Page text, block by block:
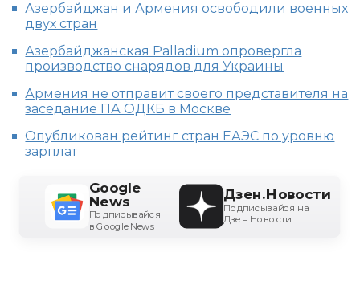
Азербайджан и Армения освободили военных
двух стран
Азербайджанская Palladium опровергла
производство снарядов для Украины
Армения не отправит своего представителя на
заседание ПА ОДКБ в Москве
Опубликован рейтинг стран ЕАЭС по уровню
зарплат
Google
News
Подписывайся
в Google News
Дзен.Новости
Подписывайся на
Дзен.Новости